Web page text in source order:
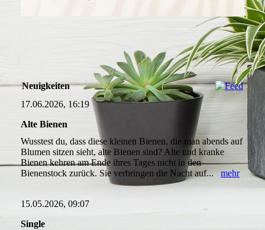
Neuigkeiten
17.06.2026, 16:19
Alte Bienen
Wusstest du, dass diese kleinen Bienen, die man abends auf
Blumen sitzen sieht, alte Bienen sind? Alte und kranke
Bienen kehren am Ende ihres Tages nicht in den
Bienenstock zurück. Sie verbringen die Nacht auf... mehr
15.05.2026, 09:07
Single